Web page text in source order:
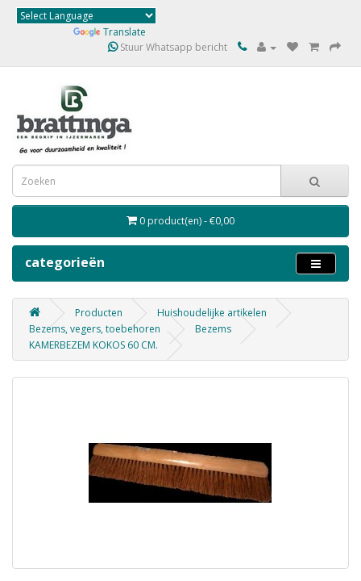
Translate
Stuur Whatsapp bericht
0 product(en) - €0,00
categorieën
Producten
Huishoudelijke artikelen
Bezems, vegers, toebehoren
Bezems
KAMERBEZEM KOKOS 60 CM.